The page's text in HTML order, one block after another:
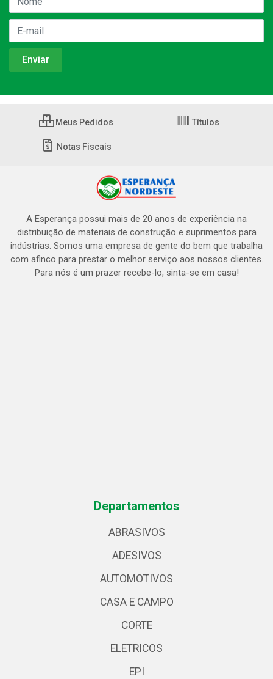
Meus Pedidos Títulos
Notas Fiscais
A Esperança possui mais de 20 anos de experiência na
distribuição de materiais de construção e suprimentos para
indústrias. Somos uma empresa de gente do bem que trabalha
com afinco para prestar o melhor serviço aos nossos clientes.
Para nós é um prazer recebe-lo, sinta-se em casa!
Departamentos
ABRASIVOS
ADESIVOS
AUTOMOTIVOS
CASA E CAMPO
CORTE
ELETRICOS
EPI